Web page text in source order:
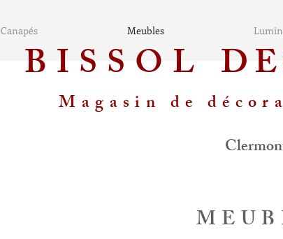
Canapés Meubles
BISSOL
Magasin de